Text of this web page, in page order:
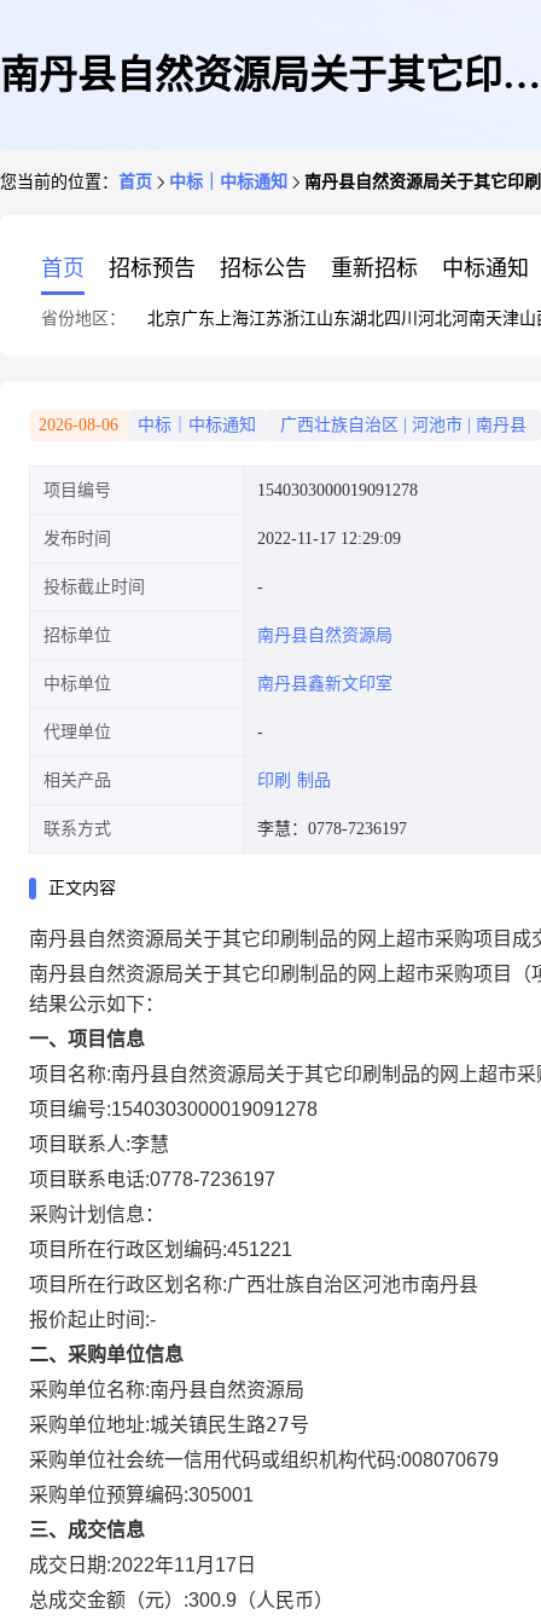
南丹县自然资源局关于其它印刷
您当前的位置： 首页 中标｜中标通知 南丹县自然资源局关于其它印
首页 招标预告 招标公告 重新招标 中标通知
省份地区： 北京广东 上海江苏浙江山东湖北四川 河北河南天津山
2026-08-06 中标｜中标通知 广西壮族自治区 河池市 南丹县
项目编号 1540303000019091278
发布时间 2022-11-17 12:29:09
投标截止时间
招标单位 南丹县自然资源局
中标单位 南丹县鑫新文印室
代理单位
相关产品 印刷 制品
联系方式 李慧：0778-7236197
正文内容
南丹县自然资源局关于其它印刷制品的网上超市采购项目成
南丹县自然资源局关于其它印刷制品的网上超市采购项目
结果公示如下：
一、项目信息
项目名称:南丹县自然资源局关于其它印刷制品的网上超市采
项目编号:1540303000019091278
项目联系人:李慧
项目联系电话:0778-7236197
采购计划信息：
项目所在行政区划编码:451221
项目所在行政区划名称:广西壮族自治区河池市南丹县
报价起止时间:-
二、采购单位信息
采购单位名称:南丹县自然资源局
采购单位地址:城关镇民生路27号
采购单位社会统一信用代码或组织机构代码:008070679
采购单位预算编码:305001
三、成交信息
成交日期:2022年11月17日
总成交金额（元）:300.9 （人民币）